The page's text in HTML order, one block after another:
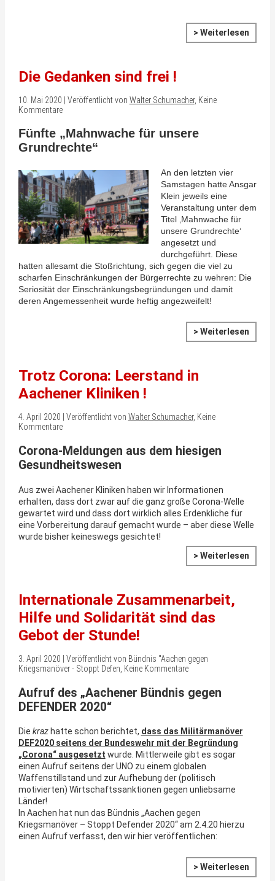
> Weiterlesen
Die Gedanken sind frei !
10. Mai 2020 | Veröffentlicht von Walter Schumacher, Keine
Kommentare
Fünfte „Mahnwache für unsere
Grundrechte“
An den letzten vier
Samstagen hatte Ansgar
Klein jeweils eine
Veranstaltung unter dem
Titel ‚Mahnwache für
unsere Grundrechte‘
angesetzt und
durchgeführt. Diese
hatten allesamt die Stoßrichtung, sich gegen die viel zu
scharfen Einschränkungen der Bürgerrechte zu wehren: Die
Seriosität der Einschränkungsbegründungen und damit
deren Angemessenheit wurde heftig angezweifelt!
> Weiterlesen
Trotz Corona: Leerstand in
Aachener Kliniken !
4. April 2020 | Veröffentlicht von Walter Schumacher, Keine
Kommentare
Corona-Meldungen aus dem hiesigen
Gesundheitswesen
Aus zwei Aachener Kliniken haben wir Informationen
erhalten, dass dort zwar auf die ganz große Corona-Welle
gewartet wird und dass dort wirklich alles Erdenkliche für
eine Vorbereitung darauf gemacht wurde – aber diese Welle
wurde bisher keineswegs gesichtet!
> Weiterlesen
Internationale Zusammenarbeit,
Hilfe und Solidarität sind das
Gebot der Stunde!
3. April 2020 | Veröffentlicht von Bündnis "Aachen gegen
Kriegsmanöver - Stoppt Defen, Keine Kommentare
Aufruf des „Aachener Bündnis gegen
DEFENDER 2020“
Die krazhatte schon berichtet, dass das Militärmanöver
DEF2020 seitens der Bundeswehr mit der Begründung
„Corona“ ausgesetzt wurde. Mittlerweile gibt es sogar
einen Aufruf seitens der UNO zu einem globalen
Waffenstillstand und zur Aufhebung der (politisch
motivierten) Wirtschaftssanktionen gegen unliebsame
Länder!
In Aachen hat nun das Bündnis „Aachen gegen
Kriegsmanöver – Stoppt Defender 2020“ am 2.4.20 hierzu
einen Aufruf verfasst, den wir hier veröffentlichen:
> Weiterlesen